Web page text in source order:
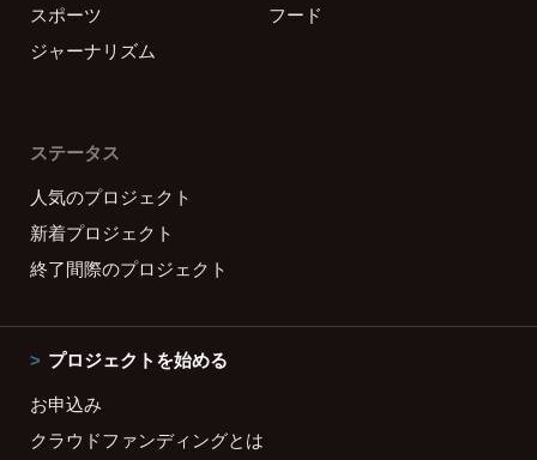
スポーツ
フード
ジャーナリズム
ステータス
人気のプロジェクト
新着プロジェクト
終了間際のプロジェクト
プロジェクトを始める
お申込み
クラウドファンディングとは